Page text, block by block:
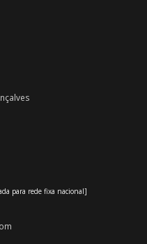
para rede fixa nacional]